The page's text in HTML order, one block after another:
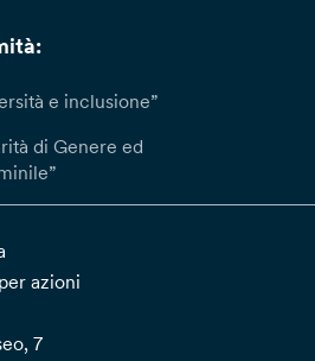
e inclusione”
di Genere ed
azioni
7